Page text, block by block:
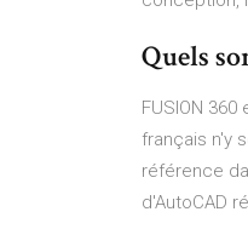
Quels
FUSION
français n'y
référence
d'AutoCAD